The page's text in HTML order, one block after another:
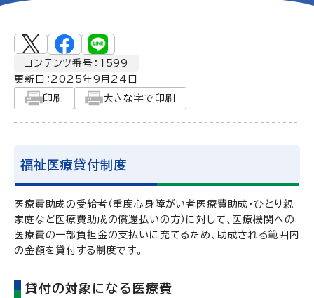
コンテンツ番号：1599
更新日： 2025年9月24日
印刷
大きな字で印刷
福祉医療貸付制度
医療費助成の受給者（重度心身障がい者医療費助成・ひとり親
家庭など医療費助成の償還払いの方）に対して、医療機関への
医療費の一部負担金の支払いに充てるため、助成される範囲内
の金額を貸付する制度です。
貸付の対象になる医療費